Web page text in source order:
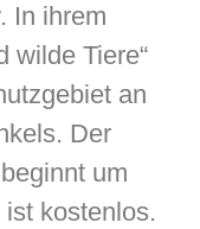
In ihrem
wilde Tiere“
an
Der
um
kostenlos.